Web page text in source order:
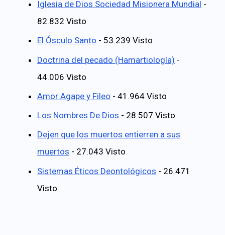
Iglesia de Dios Sociedad Misionera Mundial -
82.832 Visto
El Ósculo Santo - 53.239 Visto
Doctrina del pecado (Hamartiología) -
44.006 Visto
Amor Agape y Fileo - 41.964 Visto
Los Nombres De Dios - 28.507 Visto
Dejen que los muertos entierren a sus
muertos - 27.043 Visto
Sistemas Éticos Deontológicos - 26.471
Visto